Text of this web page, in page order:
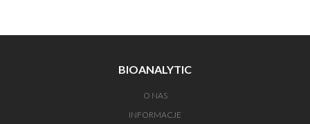
BIOANALYTIC
O NAS
INFORMACJE